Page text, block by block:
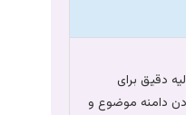
دقیق برای
دامنه موضوع و